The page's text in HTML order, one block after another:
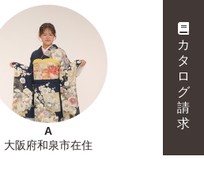
A
大阪府和泉市在住
カ
タ
ロ
グ
請
求